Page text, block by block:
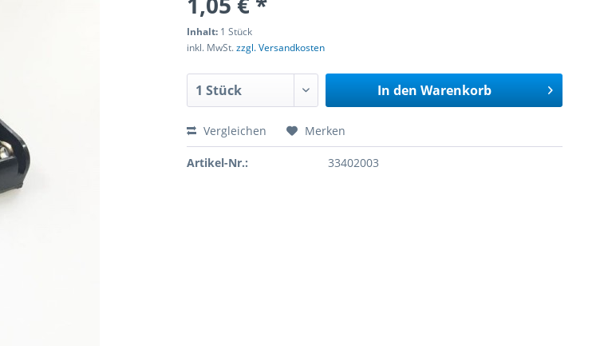
Inhalt: 1 Stück
inkl. MwSt.zzgl. Versandkosten
In den Warenkorb
Vergleichen Merken
Artikel-Nr.: 33402003